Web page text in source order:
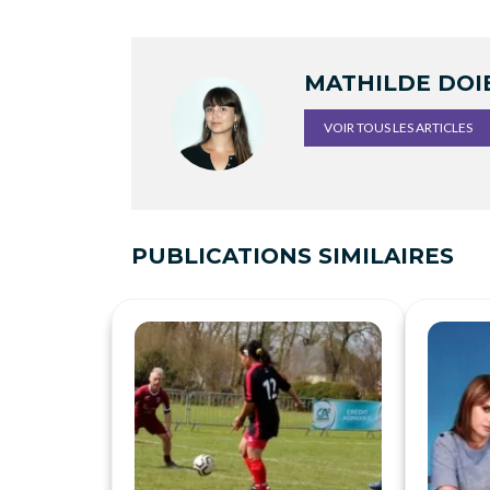
MATHILDE
VOIR TOUS LES ARTICLES
PUBLICATIONS SIMILAIRES